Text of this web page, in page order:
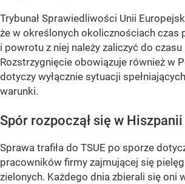
Trybunał Sprawiedliwości Unii
że w określonych okolicznościach czas
i powrotu z niej należy zaliczyć do czasu
Rozstrzygnięcie obowiązuje również w
dotyczy wyłącznie sytuacji
warunki.
Spór rozpoczął się w Hiszpanii
Sprawa trafiła do TSUE po sporze
pracowników firmy zajmującej się
zielonych. Każdego dnia zbierali się oni